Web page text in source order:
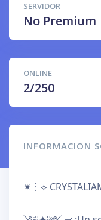
SERVIDOR
No Premium
ONLINE
2/250
INFORMACION
✷︙⟡